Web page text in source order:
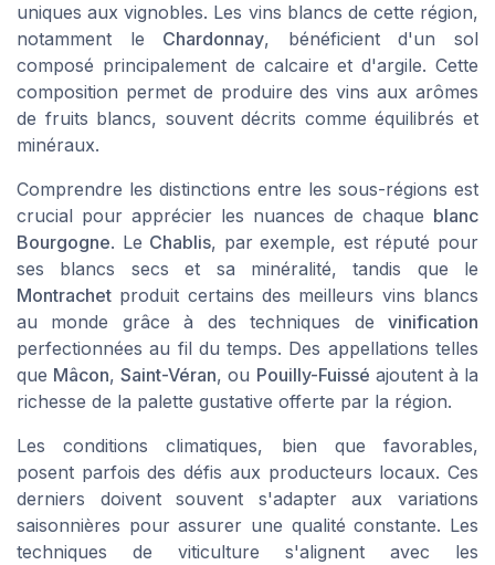
uniques aux vignobles. Les vins blancs de cette région,
notamment le Chardonnay, bénéficient d'un sol
composé principalement de calcaire et d'argile. Cette
composition permet de produire des vins aux arômes
de fruits blancs, souvent décrits comme équilibrés et
minéraux.
Comprendre les distinctions entre les sous-régions est
crucial pour apprécier les nuances de chaque blanc
Bourgogne. Le Chablis, par exemple, est réputé pour
ses blancs secs et sa minéralité, tandis que le
Montrachet produit certains des meilleurs vins blancs
au monde grâce à des techniques de vinification
perfectionnées au fil du temps. Des appellations telles
que Mâcon,Saint-Véran, ou Pouilly-Fuissé ajoutent à la
richesse de la palette gustative offerte par la région.
Les conditions climatiques, bien que favorables,
posent parfois des défis aux producteurs locaux. Ces
derniers doivent souvent s'adapter aux variations
saisonnières pour assurer une qualité constante. Les
techniques de viticulture s'alignent avec les